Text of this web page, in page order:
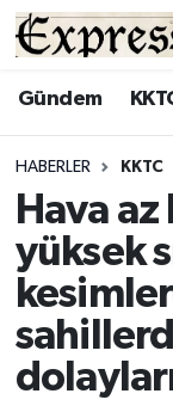
Gündem
HABERLER KKTC
Hava
yüksek
ALAYKÖY
BİLİM
ÇATALKÖY
DÜNYA
EĞİTİM
Hava
Süper Lig
Tüm
Son Dakika
Haber